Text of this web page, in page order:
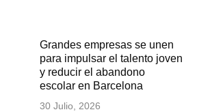
Grandes empresas se unen
para impulsar el talento joven
y reducir el abandono
escolar en Barcelona
30 Julio, 2026